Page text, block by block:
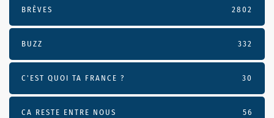
BRÈVES 2802
BUZZ 332
C'EST QUOI TA FRANCE ? 30
CA RESTE ENTRE NOUS 56